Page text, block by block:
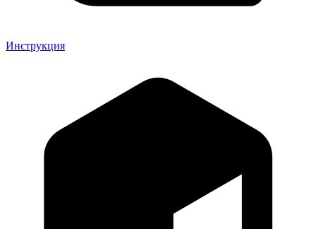
Инструкция